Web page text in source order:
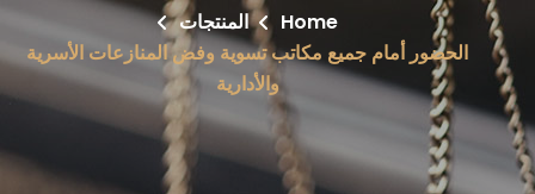
Home
المنتجات
الحضور أمام جميع مكاتب تسوية وفض المنازعات الأسرية
والأدارية